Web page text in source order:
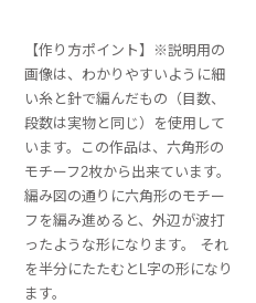
【作り方ポイント】※説明用の
画像は、わかりやすいように細
い糸と針で編んだもの（目数、
段数は実物と同じ）を使用して
います。この作品は、六角形の
モチーフ2枚から出来ています。
編み図の通りに六角形のモチー
フを編み進めると、外辺が波打
ったような形になります。 それ
を半分にたたむとL字の形になり
ます。